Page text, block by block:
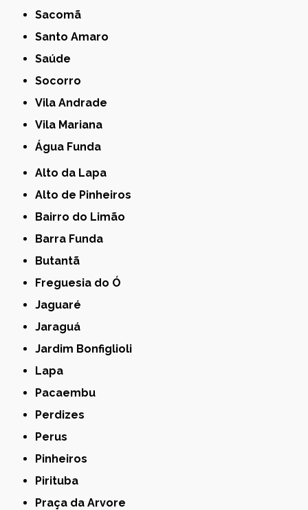
Sacomã
Santo Amaro
Saúde
Socorro
Vila Andrade
Vila Mariana
Água Funda
Alto da Lapa
Alto de Pinheiros
Bairro do Limão
Barra Funda
Butantã
Freguesia do Ó
Jaguaré
Jaraguá
Jardim Bonfiglioli
Lapa
Pacaembu
Perdizes
Perus
Pinheiros
Pirituba
Praça da Arvore